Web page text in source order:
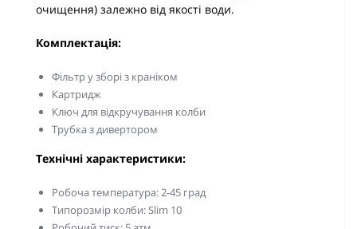
очищення) залежно від якості води.
Комплектація:
Фільтр у зборі з краніком
Картридж
Ключ для відкручування колби
Трубка з дивертором
Технічні характеристики:
Робоча температура: 2-45 град
Типорозмір колби: Slim 10